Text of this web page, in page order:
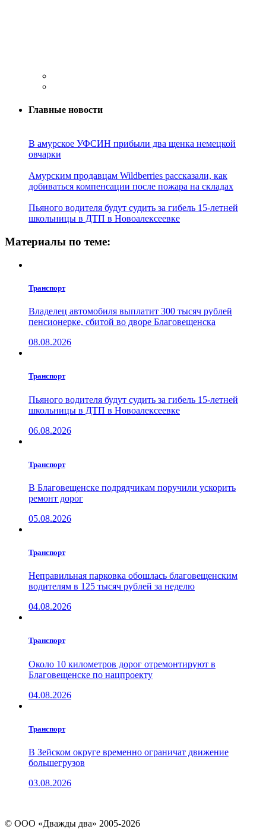
Главные новости
В амурское УФСИН прибыли два щенка немецкой
овчарки
Амурским продавцам Wildberries рассказали, как
добиваться компенсации после пожара на складах
Пьяного водителя будут судить за гибель 15-летней
школьницы в ДТП в Новоалексеевке
Материалы по теме:
Транспорт
Владелец автомобиля выплатит 300 тысяч рублей
пенсионерке, сбитой во дворе Благовещенска
08.08.2026
Транспорт
Пьяного водителя будут судить за гибель 15-летней
школьницы в ДТП в Новоалексеевке
06.08.2026
Транспорт
В Благовещенске подрядчикам поручили ускорить
ремонт дорог
05.08.2026
Транспорт
Неправильная парковка обошлась благовещенским
водителям в 125 тысяч рублей за неделю
04.08.2026
Транспорт
Около 10 километров дорог отремонтируют в
Благовещенске по нацпроекту
04.08.2026
Транспорт
В Зейском округе временно ограничат движение
большегрузов
03.08.2026
© ООО «Дважды два» 2005-2026